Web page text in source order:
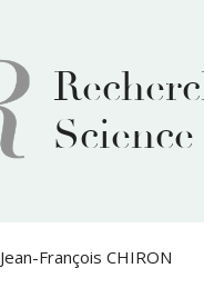
Jean-François CHIRON